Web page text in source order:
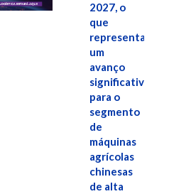
2027, o
que
representa
um
avanço
significativo
para o
segmento
de
máquinas
agrícolas
chinesas
de alta